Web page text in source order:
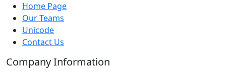
Home Page
Our Teams
Unicode
Contact Us
Company Information